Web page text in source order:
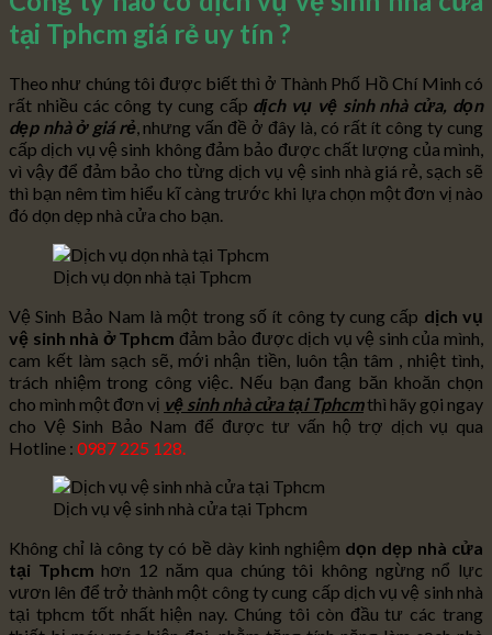
tại Tphcm giá rẻ uy tín ?
Theo như chúng tôi được biết thì ở Thành Phố Hồ Chí Minh có
rất nhiều các công ty cung cấp dịch vụ vệ sinh nhà cửa, dọn
dẹp nhà ở giá rẻ, nhưng vấn đề ở đây là, có rất ít công ty cung
cấp dịch vụ vệ sinh không đảm bảo được chất lượng của mình,
vì vậy để đảm bảo cho từng dịch vụ vệ sinh nhà giá rẻ, sạch sẽ
thì bạn nêm tìm hiểu kĩ càng trước khi lựa chọn một đơn vị nào
đó dọn dẹp nhà cửa cho bạn.
Dịch vụ dọn nhà tại Tphcm
Vệ Sinh Bảo Nam là một trong số ít công ty cung cấp dịch vụ
vệ sinh nhà ở Tphcm đảm bảo được dịch vụ vệ sinh của mình,
cam kết làm sạch sẽ, mới nhận tiền, luôn tận tâm , nhiệt tình,
trách nhiệm trong công việc. Nếu bạn đang băn khoăn chọn
cho mình một đơn vị vệ sinh nhà cửa tại Tphcmthì hãy gọi ngay
cho Vệ Sinh Bảo Nam để được tư vấn hộ trợ dịch vụ qua
Hotline : 0987 225 128.
Dịch vụ vệ sinh nhà cửa tại Tphcm
Không chỉ là công ty có bề dày kinh nghiệm dọn dẹp nhà cửa
tại Tphcm hơn 12 năm qua chúng tôi không ngừng nổ lực
vươn lên để trở thành một công ty cung cấp dịch vụ vệ sinh nhà
tại tphcm tốt nhất hiện nay. Chúng tôi còn đầu tư các trang